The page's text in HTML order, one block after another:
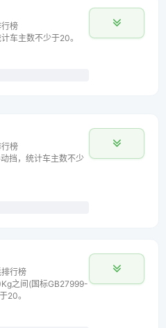
榜
车主数不少于20。
榜
挡，统计车主数不少
行榜
之间(国标GB27999-
20。